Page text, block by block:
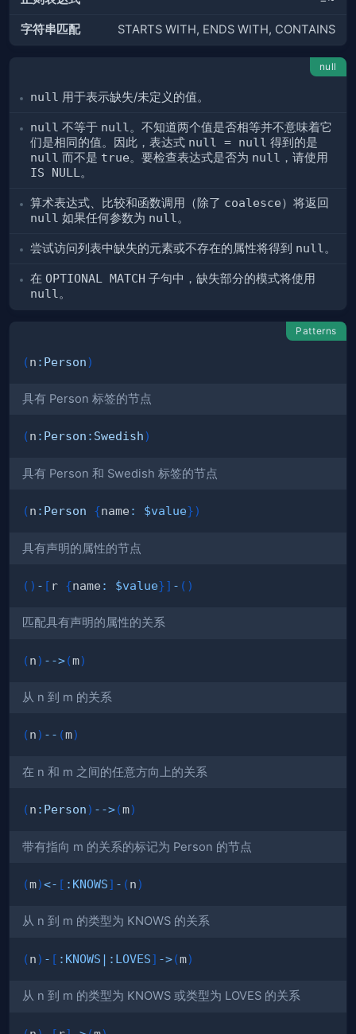
字符串匹配 STARTS WITH, ENDS WITH, CONTAINS
null
null 用于表示缺失/未定义的值。
null 不等于 null 。不知道两个值是否相等并不意味着它
们是相同的值。因此，表达式 null = null 得到的是
null 而不是 true。要检查表达式是否为 null ，请使用
IS NULL 。
算术表达式、比较和函数调用（除了 coalesce）将返回
null 如果任何参数为 null 。
尝试访问列表中缺失的元素或不存在的属性将得到 null 。
在 OPTIONAL MATCH 子句中，缺失部分的模式将使用
null 。
Patterns
(n : Person)
具有 Person 标签的节点
(n : Person : Swedish)
具有 Person 和 Swedish 标签的节点
(n : Person {name : $value})
具有声明的属性的节点
( ) - [ r {name : $value}] - ( )
匹配具有声明的属性的关系
(n) -->(m)
从 n 到 m 的关系
(n) -- (m)
在 n 和 m 之间的任意方向上的关系
(n : Person) -->(m)
带有指向 m 的关系的标记为 Person 的节点
(m)<- [ : KNOWS] - (n)
从 n 到 m 的类型为 KNOWS 的关系
(n) - [ : KNOWS | : LOVES] ->(m)
从 n 到 m 的类型为 KNOWS 或类型为 LOVES 的关系